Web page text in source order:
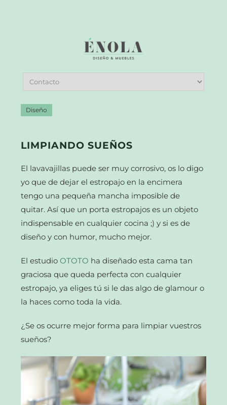
Diseño
LIMPIANDO SUEÑOS
El lavavajillas puede ser muy corrosivo, os lo digo
yo que de dejar el estropajo en la encimera
tengo una pequeña mancha imposible de
quitar. Así que un porta estropajos es un objeto
indispensable en cualquier cocina ;) y si es de
diseño y con humor, mucho mejor.
El estudioOTOTO ha diseñado esta cama tan
graciosa que queda perfecta con cualquier
estropajo, ya eliges tú si le das algo de glamour o
la haces como toda la vida.
¿Se os ocurre mejor forma para limpiar vuestros
sueños?